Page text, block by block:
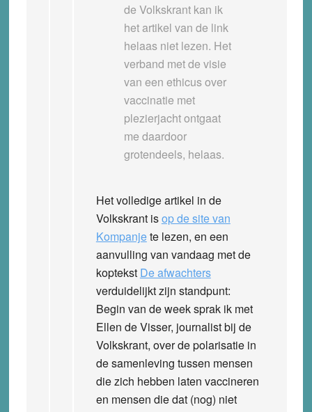
de Volkskrant kan ik
het artikel van de link
helaas niet lezen. Het
verband met de visie
van een ethicus over
vaccinatie met
plezierjacht ontgaat
me daardoor
grotendeels, helaas.
Het volledige artikel in de
Volkskrant isop de site van
Kompanjete lezen, en een
aanvulling van vandaag met de
koptekst De afwachters
verduidelijkt zijn standpunt:
Begin van de week sprak ik met
Ellen de Visser, journalist bij de
Volkskrant, over de polarisatie in
de samenleving tussen mensen
die zich hebben laten vaccineren
en mensen die dat (nog) niet